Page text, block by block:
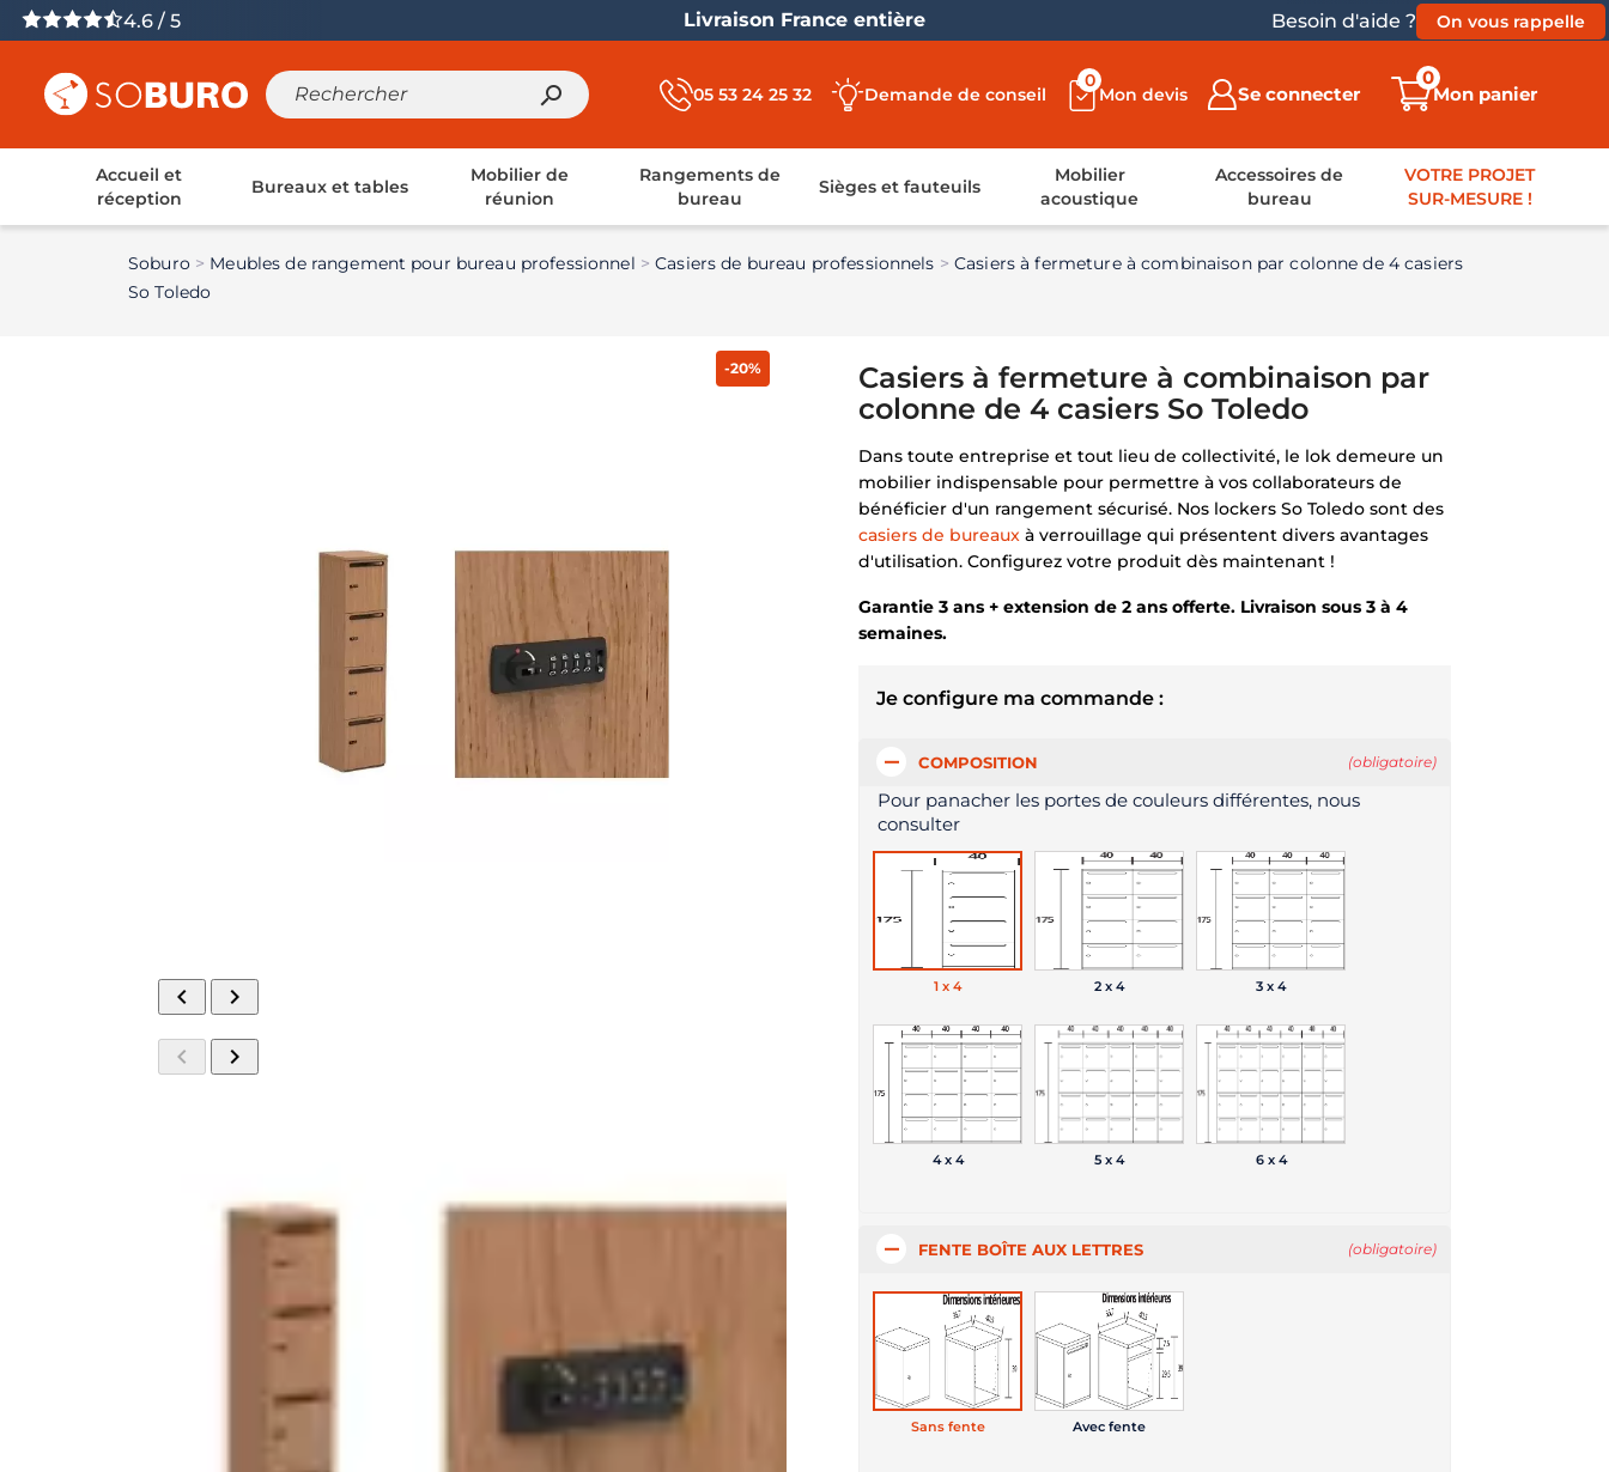
4.6 / 5 Livraison France entière Besoin d'aide ? On vous rappelle
search 05 53 24 25 32 Demande de conseil Mon devis
0
Se connecter Mon panier
0
Accueil et
réception
Bureaux et tables
Mobilier de
réunion
Rangements de
bureau
Sièges et fauteuils
Mobilier
acoustique
Accessoires de
bureau
VOTRE PROJET
SUR-MESURE !
Soburo Meubles de rangement pour bureau professionnel Casiers de bureau professionnels
Casiers à fermeture à combinaison par colonne de 4 casiers
So Toledo
-20%
 
 
Casiers à fermeture à combinaison par
colonne de 4 casiers So Toledo
Dans toute entreprise et tout lieu de collectivité, le lok demeure un
mobilier indispensable pour permettre à vos collaborateurs de
bénéficier d'un rangement sécurisé. Nos lockers So Toledo sont des
casiers de bureaux à verrouillage qui présentent divers avantages
d'utilisation. Configurez votre produit dès maintenant !
Garantie 3 ans + extension de 2 ans offerte. Livraison sous 3 à 4
semaines.
Je configure ma commande :
COMPOSITION (obligatoire)
Pour panacher les portes de couleurs différentes, nous
consulter
1 x 4 2 x 4 3 x 4
4 x 4 5 x 4 6 x 4
FENTE BOÎTE AUX LETTRES (obligatoire)
Sans fente Avec fente